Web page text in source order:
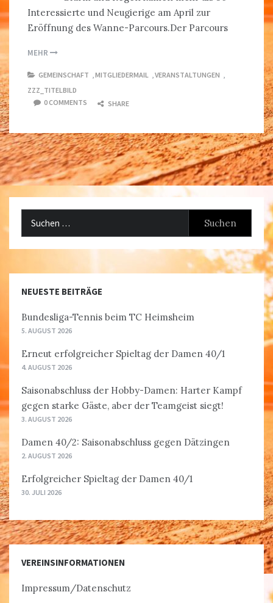
Interessierte und Neugierige am April zur
Eröffnung des Wanne-Parcours.Der Parcours
MEHR
GEMEINSCHAFT ,MITGLIEDERMAIL ,VERANSTALTUNGEN ,
ZZZ_TITELBILD
0 COMMENTS
SHARE
NEUESTE BEITRÄGE
Bundesliga-Tennis beim TC Heimsheim
5. AUGUST 2026
Erneut erfolgreicher Spieltag der Damen 40/1
4. AUGUST 2026
Saisonabschluss der Hobby-Damen: Harter Kampf
gegen starke Gäste, aber der Teamgeist siegt!
3. AUGUST 2026
Damen 40/2: Saisonabschluss gegen Dätzingen
2. AUGUST 2026
Erfolgreicher Spieltag der Damen 40/1
30. JULI 2026
VEREINSINFORMATIONEN
Impressum/Datenschutz